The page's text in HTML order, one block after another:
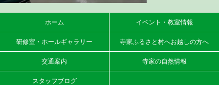
ホーム イベント・教室情報
研修室・ホールギャラリー 寺家ふるさと村へお越しの方へ
交通案内 寺家の自然情報
スタッフブログ